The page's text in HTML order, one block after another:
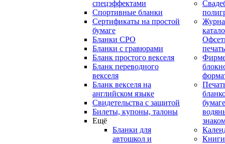
спецэффектами
Спортивные бланки
Cертификаты на простой
бумаге
Бланки СРО
Бланки с гравюрами
Бланк простого векселя
Бланк переводного
векселя
Бланк векселя на
английском языке
Свидетельства с защитой
Билеты, купоны, талоны
Ещё
Бланки для
автошкол и
печать
Книги